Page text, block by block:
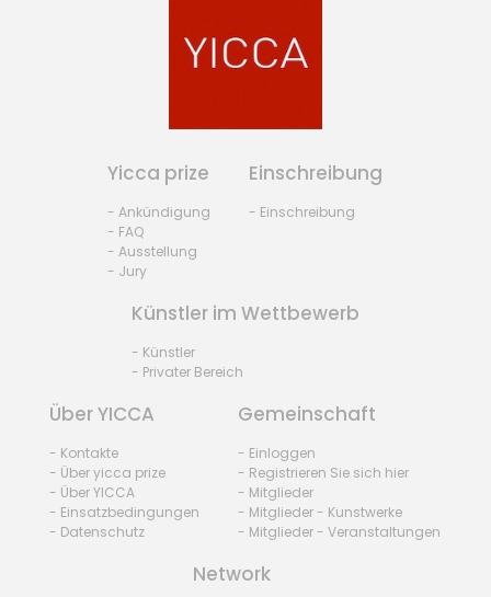
Yicca prize
- Ankündigung
- FAQ
- Ausstellung
- Jury
Einschreibung
- Einschreibung
Künstler im Wettbewerb
- Künstler
- Privater Bereich
Über YICCA
- Kontakte
- Über yicca prize
- Über YICCA
- Einsatzbedingungen
- Datenschutz
Gemeinschaft
- Einloggen
- Registrieren Sie sich hier
- Mitglieder
- Mitglieder - Kunstwerke
- Mitglieder - Veranstaltungen
Network